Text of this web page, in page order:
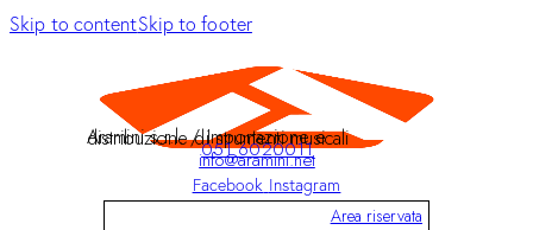
Skip to contentSkip to footer
Aramini s.r.l. / Importazione e distribuzione di strumenti musicali
051 6020011
info@aramini.net
Facebook Instagram
Area riservata